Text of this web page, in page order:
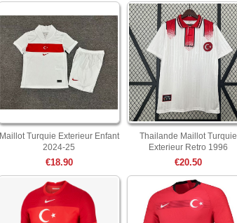
Maillot Turquie Exterieur Enfant
2024-25
€18.90
Thailande Maillot Turquie
Exterieur Retro 1996
€20.50